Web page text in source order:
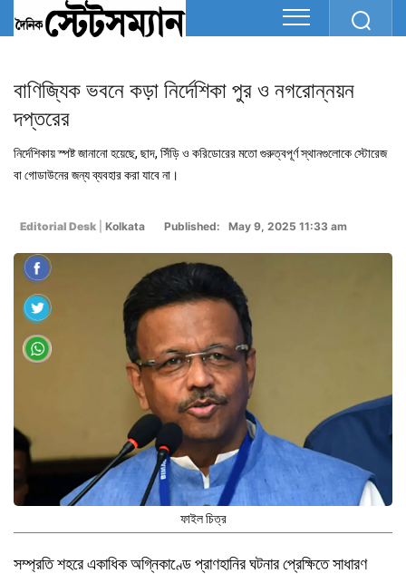
বাণিজ্যিক ভবনে কড়া নির্দেশিকা পুর ও নগরোন্নয়ন
দপ্তরের
নির্দেশিকায় স্পষ্ট জানানো হয়েছে, ছাদ, সিঁড়ি ও করিডোরের মতো গুরুত্বপূর্ণ স্থানগুলোকে স্টোরেজ
বা গোডাউনের জন্য ব্যবহার করা যাবে না।
Editorial Desk Kolkata Published: May 9, 2025 11:33 am
ফাইল চিত্র
সম্প্রতি শহরে একাধিক অগ্নিকাণ্ডে প্রাণহানির ঘটনার প্রেক্ষিতে সাধারণ